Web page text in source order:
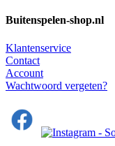
Buitenspelen-shop.nl
Klantenservice
Contact
Account
Wachtwoord vergeten?